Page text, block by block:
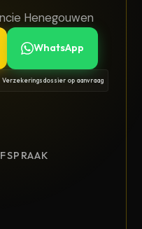
Henegouwen
WhatsApp
Verzekeringsdossier op aanvraag